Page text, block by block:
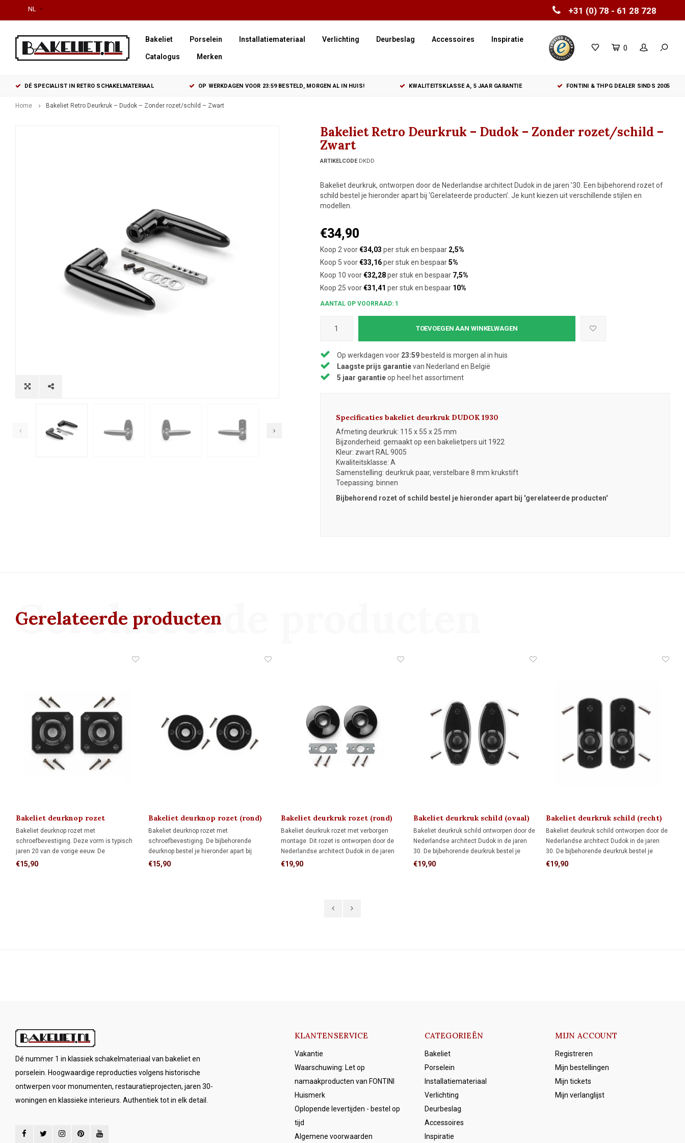
+31 (0) 78 - 61 28 728
NL
Bakeliet Porselein Installatiemateriaal Verlichting Deurbeslag Accessoires Inspiratie
Catalogus Merken
0
DÉ SPECIALIST IN RETRO SCHAKELMATERIAAL OP WERKDAGEN VOOR 23:59 BESTELD, MORGEN AL IN HUIS! KWALITEITSKLASSE A, 5 JAAR GARANTIE FONTINI & THPG DEALER SINDS 2005
Home Bakeliet Retro Deurkruk – Dudok – Zonder rozet/schild – Zwart
Bakeliet Retro Deurkruk – Dudok – Zonder rozet/schild –
Zwart
ARTIKELCODEDKDD
Bakeliet deurkruk, ontworpen door de Nederlandse architect Dudok in de jaren ’30. Een bijbehorend rozet of
schild bestel je hieronder apart bij ‘Gerelateerde producten’. Je kunt kiezen uit verschillende stijlen en
modellen.
€34,90
Koop 2 voor€34,03 per stuk en bespaar 2,5%
Koop 5 voor€33,16per stuk en bespaar5%
Koop 10 voor€32,28per stuk en bespaar 7,5%
Koop 25 voor€31,41 per stuk en bespaar 10%
AANTAL OP VOORRAAD: 1
TOEVOEGEN AAN WINKELWAGEN
Op werkdagen voor 23:59besteld is morgen al in huis
Laagste prijs garantievan Nederland en België
5 jaar garantieop heel het assortiment
Specificaties bakeliet deurkruk DUDOK 1930
Afmeting deurkruk: 115 x 55 x 25 mm
Bijzonderheid: gemaakt op een bakelietpers uit 1922
Kleur: zwart RAL 9005
Kwaliteitsklasse: A
Samenstelling: deurkruk paar, verstelbare 8 mm krukstift
Toepassing: binnen
Bijbehorend rozet of schild bestel je hieronder apart bij 'gerelateerde producten'
Gerelateerde producten
Gerelateerde producten
Bakeliet deurknop rozet
(vierkant) ART DECO 1920
Bakeliet deurknop rozet met
schroefbevestiging. Deze vorm is typisch
jaren 20 van de vorige eeuw. De
bijbehorende deurknop bestel je hieronder
€15,90
Bakeliet deurknop rozet (rond)
ART DECO 1920
Bakeliet deurknop rozet met
schroefbevestiging. De bijbehorende
deurknop bestel je hieronder apart bij
'gerelateerde producten'
€15,90
Bakeliet deurkruk rozet (rond)
DUDOK 1930
Bakeliet deurkruk rozet met verborgen
montage. Dit rozet is ontworpen door de
Nederlandse architect Dudok in de jaren
30. De bijbehorende deurkruk bestel je
€19,90
Bakeliet deurkruk schild (ovaal)
DUDOK 1930
Bakeliet deurkruk schild ontworpen door de
Nederlandse architect Dudok in de jaren
30. De bijbehorende deurkruk bestel je
hieronder apart bij 'gerelateerde producten'
€19,90
Bakeliet deurkruk schild (recht)
DUDOK 1930
Bakeliet deurkruk schild ontworpen door de
Nederlandse architect Dudok in de jaren
30. De bijbehorende deurkruk bestel je
hieronder apart bij 'gerelateerde producten'
€19,90
Dé nummer 1 in klassiek schakelmateriaal van bakeliet en
porselein. Hoogwaardige reproducties volgens historische
ontwerpen voor monumenten, restauratieprojecten, jaren 30-
woningen en klassieke interieurs. Authentiek tot in elk detail.
KLANTENSERVICE
Vakantie
Waarschuwing: Let op
namaakproducten van FONTINI
Huismerk
Oplopende levertijden - bestel op
tijd
Algemene voorwaarden
CATEGORIEËN
Bakeliet
Porselein
Installatiemateriaal
Verlichting
Deurbeslag
Accessoires
Inspiratie
MIJN ACCOUNT
Registreren
Mijn bestellingen
Mijn tickets
Mijn verlanglijst